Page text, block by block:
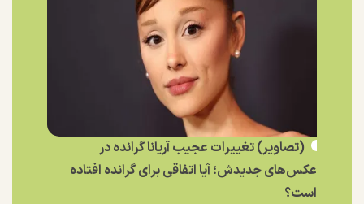
(تصاویر) تغییرات عجیب آریانا گرانده در
عکس‌های جدیدش؛ آیا اتفاقی برای گرانده افتاده
است؟